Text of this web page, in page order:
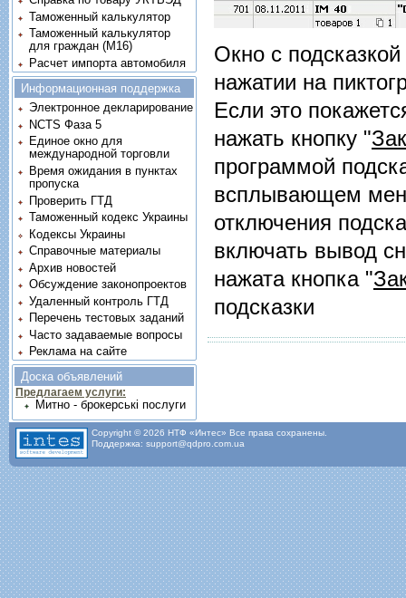
Окно с
нажатии на
Если это
нажать кнопку "
программой
всплывающем
отключения
включать вывод
нажата кнопка "
подсказки
Таможенный калькулятор
Таможенный калькулятор
для граждан (M16)
Расчет импорта автомобиля
Информационная поддержка
Электронное декларирование
NCTS Фаза 5
Единое окно для
международной торговли
Время ожидания в пунктах
пропуска
Проверить ГТД
Таможенный кодекс Украины
Кодексы Украины
Справочные материалы
Архив новостей
Обсуждение законопроектов
Удаленный контроль ГТД
Перечень тестовых заданий
Часто задаваемые вопросы
Реклама на сайте
Доска объявлений
Предлагаем услуги:
Митно - брокерські послуги
Copyright © 2026 НТФ «Интес» Все права сохранены.
Поддержка: support@qdpro.com.ua